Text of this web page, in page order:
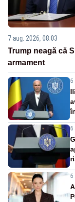
7 aug. 2026, 08:03
Trump neagă că
armament
6
6
6